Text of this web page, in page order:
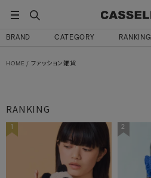
BRAND CATEGORY RANKING
HOME ファッション雑貨
RANKING
1 2